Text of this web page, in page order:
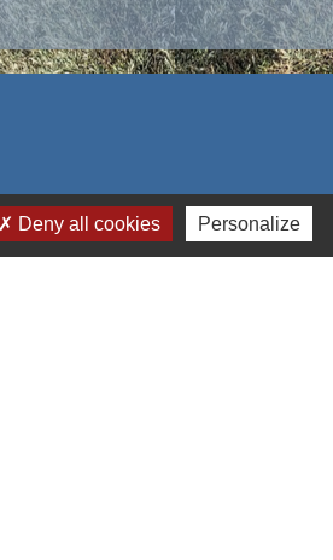
Deny all cookies Personalize